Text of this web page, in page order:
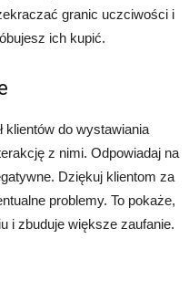
granic uczciwości i
ich kupić.
klientów do wystawiania
z nimi. Odpowiadaj na
Dziękuj klientom za
problemy. To pokaże,
i zbuduje większe zaufanie.